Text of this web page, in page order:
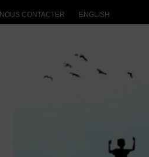
NOUS CONTACTER ENGLISH